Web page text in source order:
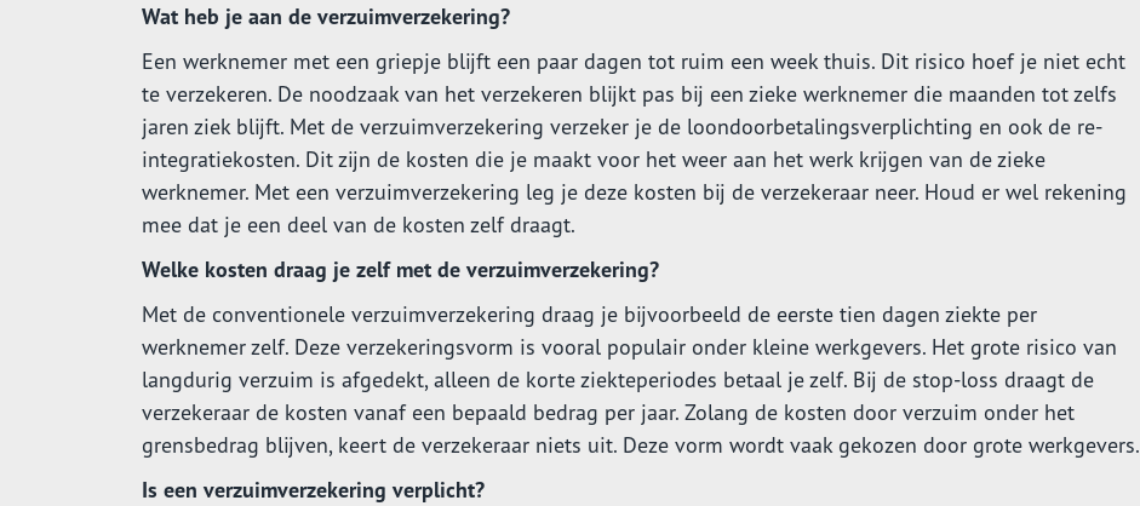
Wat heb je aan de verzuimverzekering?
Een werknemer met een griepje blijft een paar dagen tot ruim een week thuis. Dit risico hoef je niet echt
te verzekeren. De noodzaak van het verzekeren blijkt pas bij een zieke werknemer die maanden tot zelfs
jaren ziek blijft. Met de verzuimverzekering verzeker je de loondoorbetalingsverplichting en ook de re-
integratiekosten. Dit zijn de kosten die je maakt voor het weer aan het werk krijgen van de zieke
werknemer. Met een verzuimverzekering leg je deze kosten bij de verzekeraar neer. Houd er wel rekening
mee dat je een deel van de kosten zelf draagt.
Welke kosten draag je zelf met de verzuimverzekering?
Met de conventionele verzuimverzekering draag je bijvoorbeeld de eerste tien dagen ziekte per
werknemer zelf. Deze verzekeringsvorm is vooral populair onder kleine werkgevers. Het grote risico van
langdurig verzuim is afgedekt, alleen de korte ziekteperiodes betaal je zelf. Bij de stop-loss draagt de
verzekeraar de kosten vanaf een bepaald bedrag per jaar. Zolang de kosten door verzuim onder het
grensbedrag blijven, keert de verzekeraar niets uit. Deze vorm wordt vaak gekozen door grote werkgevers.
Is een verzuimverzekering verplicht?